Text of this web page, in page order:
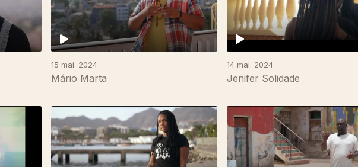
15 mai. 2024
Mário Marta
14 mai. 2024
Jenifer Solidade